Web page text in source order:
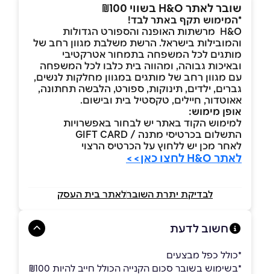
שובר לאתר H&O בשווי ₪100
*המימוש תקף באתר לבד!
H&O מרשתות האופנה והספורט הגדולות
והמובילות בישראל. הרשת משלבת מגוון רחב של
מותגים לכל המשפחה בתמחור אטרקטיבי
ובאיכות גבוהה, ומהווה בית כלבו לכל המשפחה
עם מגוון רחב של מותגים במגוון מחלקות לנשים,
גברים, ילדים, תינוקות, ספורט, הלבשה תחתונה,
אאוטדור, חיילים, טקסטיל בית ובישום.
אופן מימוש:
למימוש הקוד באתר יש לבחור באפשרויות
התשלום בכרטיסי מתנה / GIFT CARD
לאחר מכן יש ללחוץ על הכרטיס הרצוי
לאתר H&O לחצו כאן>>
לבדיקת יתרת השוברלאתר בית העסק
חשוב לדעת
*כולל כפל מבצעים
*בשימוש בשובר סכום הקנייה הכולל חייב להיות ₪100